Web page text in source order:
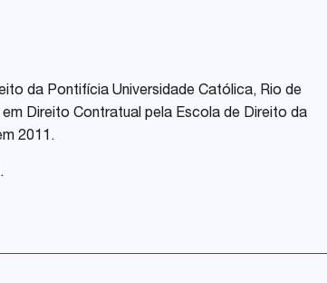
da Pontifícia Universidade Católica, Rio de
Direito Contratual pela Escola de Direito da
2011.